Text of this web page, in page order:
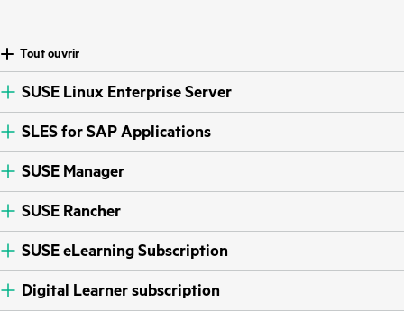
Tout ouvrir
SUSE Linux Enterprise Server
SLES for SAP Applications
SUSE Manager
SUSE Rancher
SUSE eLearning Subscription
Digital Learner subscription